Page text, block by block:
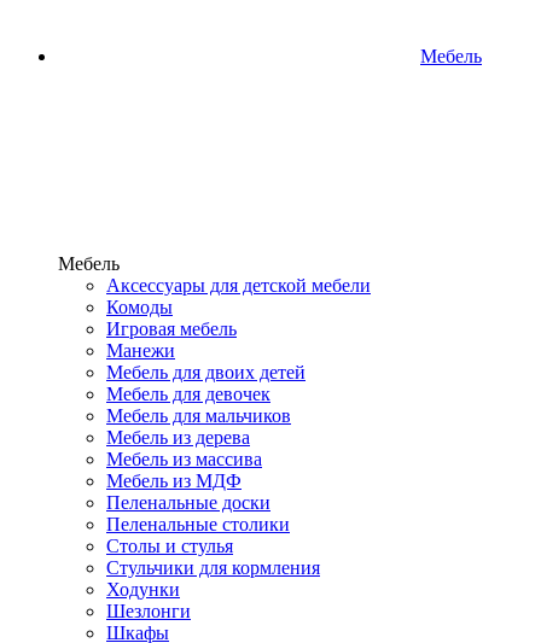
Мебель
Мебель
Аксессуары для детской мебели
Комоды
Игровая мебель
Манежи
Мебель для двоих детей
Мебель для девочек
Мебель для мальчиков
Мебель из дерева
Мебель из массива
Мебель из МДФ
Пеленальные доски
Пеленальные столики
Столы и стулья
Стульчики для кормления
Ходунки
Шезлонги
Шкафы